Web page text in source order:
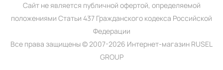
Сайт не является публичной офертой, определяемой
положениями Статьи 437 Гражданского кодекса Российской
Федерации
Все права защищены © 2007-2026 Интернет-магазин RUSEL
GROUP